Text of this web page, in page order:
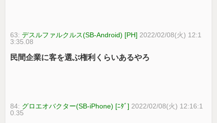
63:デスルファルクルス(SB-Android) [PH] 2022/02/08(火) 12:1
3:35.08
民間企業に客を選ぶ権利くらいあるやろ
84: グロエオバクター(SB-iPhone) [ﾆﾀﾞ] 2022/02/08(火) 12:16:1
0.35